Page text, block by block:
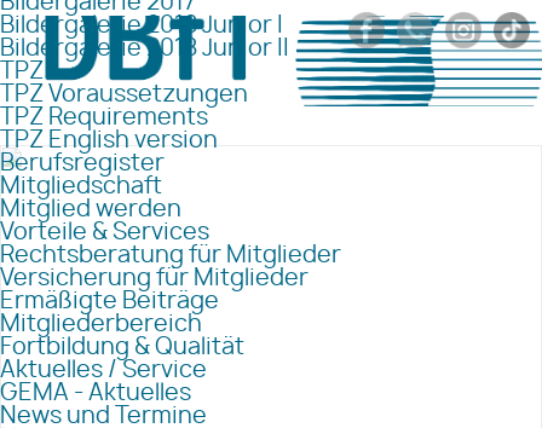
Bildergalerie 2018 Junior I
Bildergalerie 2018 Junior II
TPZ
TPZ Voraussetzungen
TPZ Requirements
TPZ English version
Berufsregister
Mitgliedschaft
Mitglied werden
Vorteile & Services
Rechtsberatung für Mitglieder
Versicherung für Mitglieder
Ermäßigte Beiträge
Mitgliederbereich
Fortbildung & Qualität
Aktuelles / Service
GEMA - Aktuelles
News und Termine